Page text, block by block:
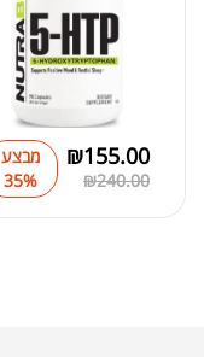
₪240.00
₪155.00
מבצע
35%